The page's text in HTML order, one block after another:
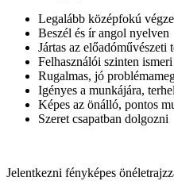
Legalább középfokú
Beszél és ír angol nyelven
Jártas az előadóművészeti
Felhasználói szinten
Rugalmas, jó
Igényes a munkájára,
Képes az önálló, pontos
Szeret csapatban dolgozni
Jelentkezni fényképes